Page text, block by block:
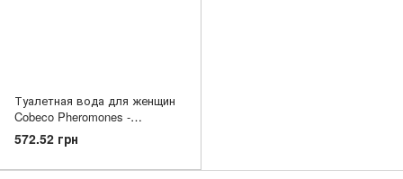
Туалетная вода для женщин
Cobeco Pheromones -
PheroFem, 15 мл
572.52 грн